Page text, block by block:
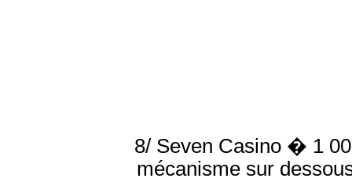
8/ Seven Casino � 1
mécanisme sur